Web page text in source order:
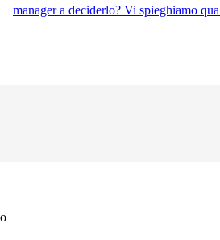
manager a deciderlo? Vi spieghiamo